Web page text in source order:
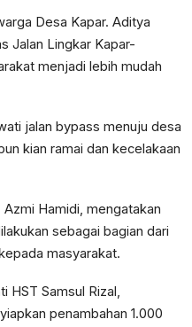
Desa Kapar. Aditya
Jalan Lingkar Kapar-
menjadi lebih mudah
jalan bypass menuju desa
kian ramai dan kecelakaan
Hamidi, mengatakan
sebagai bagian dari
masyarakat.
HST Samsul Rizal,
penambahan 1.000